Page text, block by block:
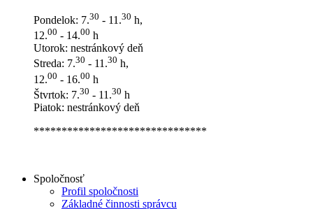
Pondelok: 7.30 - 11.30 h,
12.00 - 14.00 h
Utorok: nestránkový deň
Streda: 7.30 - 11.30 h,
12.00 - 16.00 h
Štvrtok: 7.30 - 11.30 h
Piatok: nestránkový deň
*******************************
Spoločnosť
Profil spoločnosti
Základné činnosti správcu